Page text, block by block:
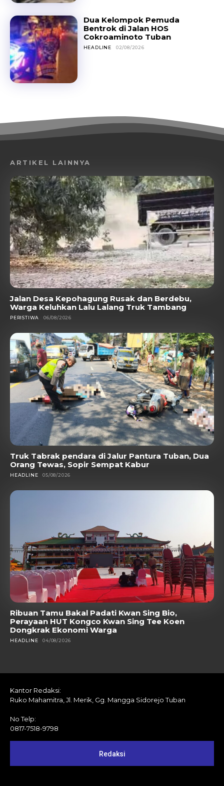
Dua Kelompok Pemuda
Bentrok di Jalan HOS
Cokroaminoto Tuban
HEADLINE 02/08/2026
ARTIKEL LAINNYA
Jalan Desa Kepohagung Rusak dan Berdebu,
Warga Keluhkan Lalu Lalang Truk Tambang
PERISTIWA 06/08/2026
Truk Tabrak pendara di Jalur Pantura Tuban, Dua
Orang Tewas, Sopir Sempat Kabur
HEADLINE 05/08/2026
Ribuan Tamu Bakal Padati Kwan Sing Bio,
Perayaan HUT Kongco Kwan Sing Tee Koen
Dongkrak Ekonomi Warga
HEADLINE 04/08/2026
Kantor Redaksi:
Ruko Mahamitra, Jl. Merik, Gg. Mangga Sidorejo Tuban
No Telp:
0817-7518-9798
Redaksi